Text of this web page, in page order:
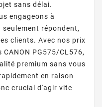
sans délai.
engageons à
répondent,
clients. Avec nos prix
PG575/CL576,
premium sans vous
en raison
crucial d'agir vite